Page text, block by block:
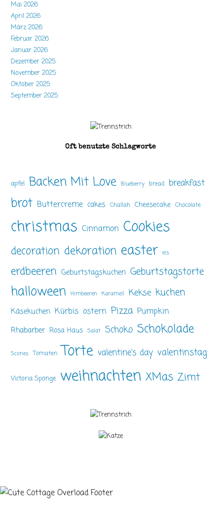
Mai 2026
April 2026
März 2026
Februar 2026
Januar 2026
Dezember 2025
November 2025
Oktober 2025
September 2025
Oft benutzte Schlagworte
apfel Backen Mit Love Blueberry bread breakfast
brot Buttercreme cakes Challah Cheesecake Chocolate
christmas Cinnamon Cookies
decoration dekoration easter eis
erdbeeren Geburtstagskuchen Geburtstagstorte
halloween Himbeeren Karamell Kekse kuchen
Käsekuchen Kürbis ostern Pizza Pumpkin
Rhabarber Rosa Haus Salat Schoko Schokolade
Scones Tomaten Torte valentine's day valentinstag
Victoria Sponge weihnachten XMas Zimt